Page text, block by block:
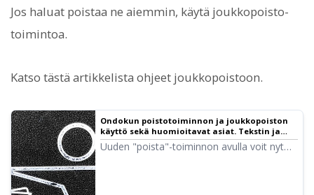
Jos haluat poistaa ne aiemmin, käytä joukkopoisto-
toimintoa.
Katso tästä artikkelista ohjeet joukkopoistoon.
Ondokun poistotoiminnon ja joukkopoiston
käyttö sekä huomioitavat asiat. Tekstin ja
tietojen poistaminen historiasta ja
palvelimelta | Tekstistä puheeksi -ohjelmisto
Uuden "poista"-toiminnon avulla voit nyt